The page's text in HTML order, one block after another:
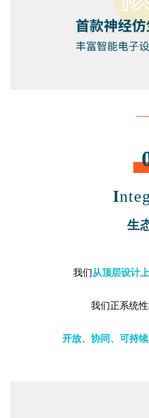
I
生
我们从顶层设计
我们正系统
开放、协同、可持